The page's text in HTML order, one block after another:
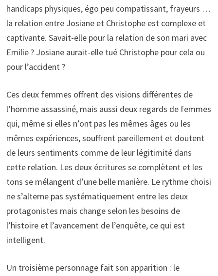
handicaps physiques, égo peu compatissant, frayeurs …
la relation entre Josiane et Christophe est complexe et
captivante. Savait-elle pour la relation de son mari avec
Emilie ? Josiane aurait-elle tué Christophe pour cela ou
pour l’accident ?
Ces deux femmes offrent des visions différentes de
l’homme assassiné, mais aussi deux regards de femmes
qui, même si elles n’ont pas les mêmes âges ou les
mêmes expériences, souffrent pareillement et doutent
de leurs sentiments comme de leur légitimité dans
cette relation. Les deux écritures se complètent et les
tons se mélangent d’une belle manière. Le rythme choisi
ne s’alterne pas systématiquement entre les deux
protagonistes mais change selon les besoins de
l’histoire et l’avancement de l’enquête, ce qui est
intelligent.
Un troisième personnage fait son apparition : le